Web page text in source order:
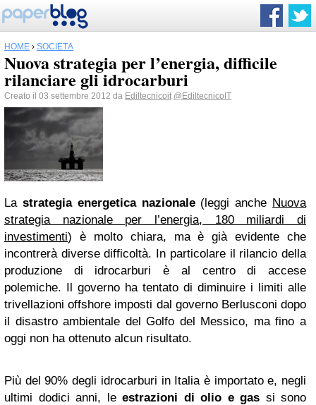
HOME › SOCIETÀ
Nuova strategia per l’energia, difficile
rilanciare gli idrocarburi
Creato il 03 settembre 2012 da Ediltecnicoit @EdiltecnicoIT
La strategia energetica nazionale(leggi anche Nuova
strategia nazionale per l’energia, 180 miliardi di
investimenti) è molto chiara, ma è già evidente che
incontrerà diverse difficoltà. In particolare il rilancio della
produzione di idrocarburi è al centro di accese
polemiche. Il governo ha tentato di diminuire i limiti alle
trivellazioni offshore imposti dal governo Berlusconi dopo
il disastro ambientale del Golfo del Messico, ma fino a
oggi non ha ottenuto alcun risultato.
Più del 90% degli idrocarburi in Italia è importato e, negli
ultimi dodici anni, le estrazioni di olio e gas si sono